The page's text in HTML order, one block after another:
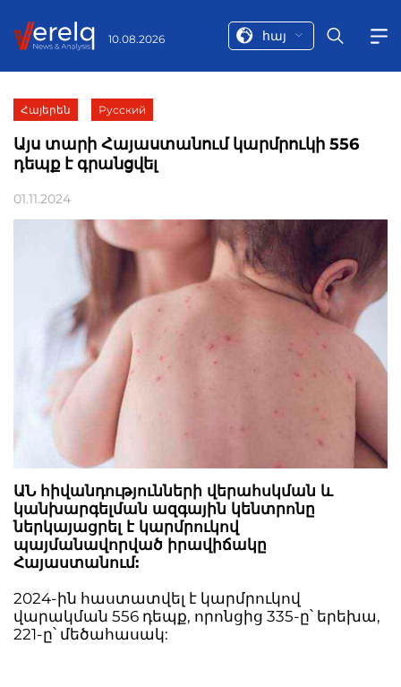
10.08.2026 հայ
Հայերեն Русский
Այս տարի Հայաստանում կարմրուկի 556
դեպք է գրանցվել
01.11.2024
ԱՆ հիվանդությունների վերահսկման և
կանխարգելման ազգային կենտրոնը
ներկայացրել է կարմրուկով
պայմանավորված իրավիճակը
Հայաստանում:
2024-ին հաստատվել է կարմրուկով
վարակման 556 դեպք, որոնցից 335-ը՝ երեխա,
221-ը՝ մեծահասակ: